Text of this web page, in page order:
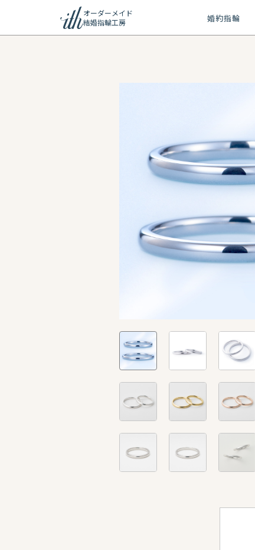
オーダーメイド
結婚指輪工房
婚約指輪